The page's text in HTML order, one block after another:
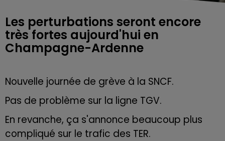
Les perturbations seront encore
très fortes aujourd'hui en
Champagne-Ardenne
Nouvelle journée de grève à la SNCF.
Pas de problème sur la ligne TGV.
En revanche, ça s'annonce beaucoup plus
compliqué sur le trafic des TER.